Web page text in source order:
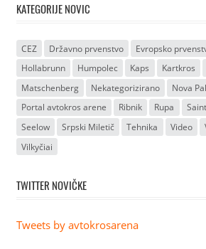
KATEGORIJE NOVIC
CEZ Državno prvenstvo Evropsko
Hollabrunn
Humpolec Kaps Kartkros
Matschenberg
Nekategorizirano Nova
Portal avtokros arene
Ribnik Rupa
Seelow
Srpski Miletič Tehnika Video
Vilkyčiai
TWITTER NOVIČKE
Tweets by avtokrosarena